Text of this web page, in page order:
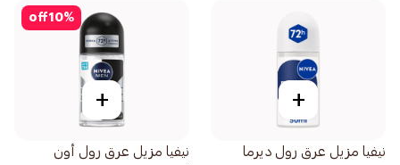
+
نيفيا مزيل عرق رول ديرما
10%
off
+
نيفيا مزيل عرق رول أون